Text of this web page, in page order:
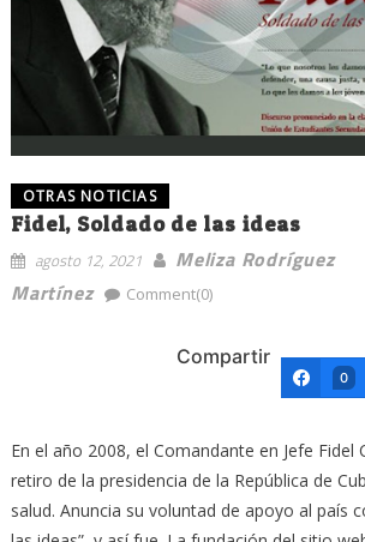
OTRAS NOTICIAS
Fidel, Soldado de las ideas
agosto 12, 2021
Meliza Rodríguez
Martínez
Comment(0)
Compartir
0
En el año 2008, el Comandante en Jefe Fidel
retiro de la presidencia de la República de
salud. Anuncia su voluntad de apoyo al país